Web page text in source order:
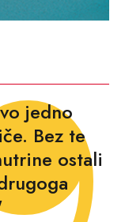
jedno
Bez te
ostali